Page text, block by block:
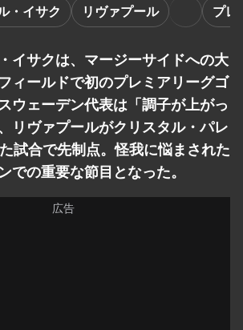
・イサク リヴァプール プレ
イサクは、マージーサイドへの大
ィールドで初のプレミアリーグゴ
ウェーデン代表は「調子が上がっ
リヴァプールがクリスタル・パレ
試合で先制点。怪我に悩まされた
での重要な節目となった。